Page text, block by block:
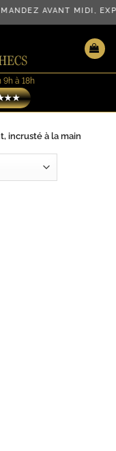
AVANT MIDI,
9h à 18h
incrusté à la main